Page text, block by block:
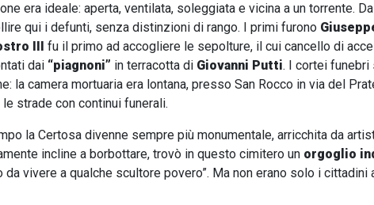
era ideale: aperta, ventilata, soleggiata e vicina a un torrente.
qui i defunti, senza distinzioni di rango. I primi furono
III fu il primo ad accogliere le sepolture, il cui cancello di
dai “piagnoni” in terracotta di Giovanni Putti. I cortei funebri
la camera mortuaria era lontana, presso San Rocco in via del
strade con continui funerali.
la Certosa divenne sempre più monumentale, arricchita da
incline a borbottare, trovò in questo cimitero un orgoglio
vivere a qualche scultore povero”. Ma non erano solo i